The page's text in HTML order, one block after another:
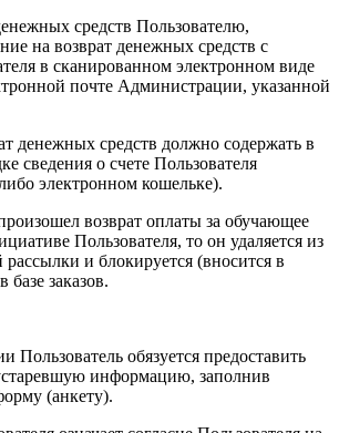
средств Пользователю,
на возврат денежных средств с
в сканированном электронном виде
почте Администрации, указанной
денежных средств должно содержать в
сведения о счете Пользователя
электронном кошельке).
возврат оплаты за обучающее
Пользователя, то он удаляется из
рассылки и блокируется (вносится в
базе заказов.
Пользователь обязуется предоставить
информацию, заполнив
(анкету).